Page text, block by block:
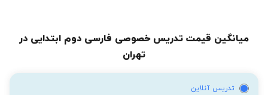
میانگین قیمت تدریس خصوصی فارسی دوم ابتدایی در
تهران
تدریس آنلاین